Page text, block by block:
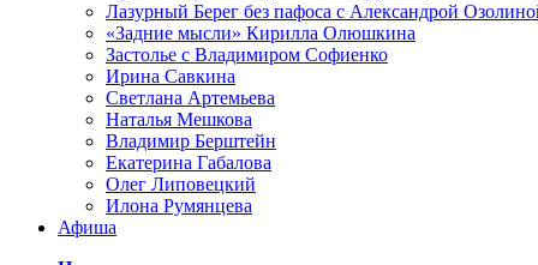
Лазурный Берег без пафоса с Александрой
«Задние мысли» Кирилла Олюшкина
Застолье с Владимиром Софиенко
Ирина Савкина
Светлана Артемьева
Наталья Мешкова
Владимир Берштейн
Екатерина Габалова
Олег Липовецкий
Илона Румянцева
Афиша